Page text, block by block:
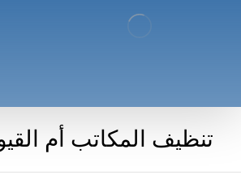
تنظيف المكاتب أم